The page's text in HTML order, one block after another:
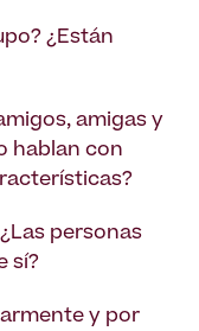
¿Están
amigas y
hablan con
personas
sí?
y por